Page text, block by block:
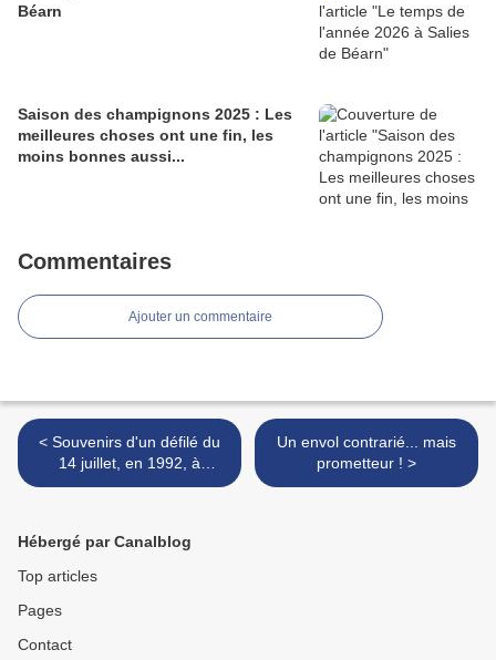
Béarn
Saison des champignons 2025 : Les
meilleures choses ont une fin, les
moins bonnes aussi...
Commentaires
Ajouter un commentaire
< Souvenirs d'un défilé du
14 juillet, en 1992, à
Nancy...
Un envol contrarié... mais
prometteur ! >
Hébergé par Canalblog
Top articles
Pages
Contact